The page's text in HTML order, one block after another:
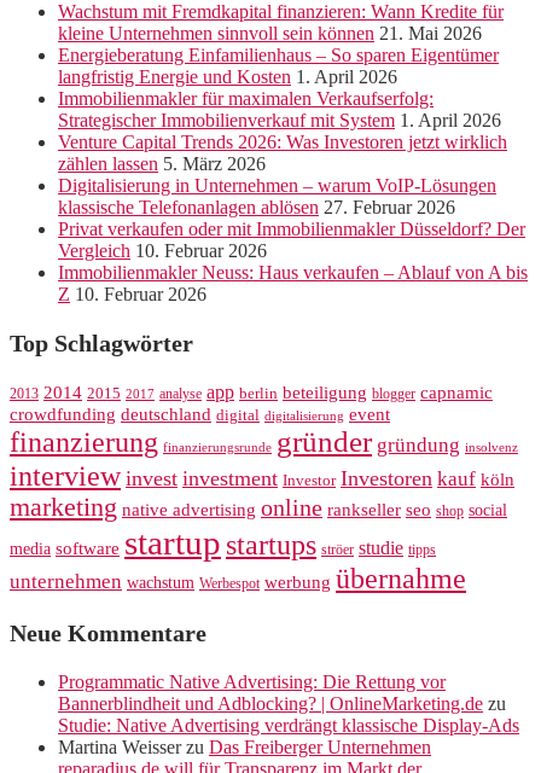
Wachstum mit Fremdkapital finanzieren: Wann Kredite für
kleine Unternehmen sinnvoll sein können 21. Mai 2026
Energieberatung Einfamilienhaus – So sparen Eigentümer
langfristig Energie und Kosten 1. April 2026
Immobilienmakler für maximalen Verkaufserfolg:
Strategischer Immobilienverkauf mit System 1. April 2026
Venture Capital Trends 2026: Was Investoren jetzt wirklich
zählen lassen 5. März 2026
Digitalisierung in Unternehmen – warum VoIP-Lösungen
klassische Telefonanlagen ablösen 27. Februar 2026
Privat verkaufen oder mit Immobilienmakler Düsseldorf? Der
Vergleich 10. Februar 2026
Immobilienmakler Neuss: Haus verkaufen – Ablauf von A bis
Z 10. Februar 2026
Top Schlagwörter
2013 2014 2015 2017 analyse app berlin beteiligung blogger capnamic
crowdfunding deutschland digital digitalisierung event
finanzierung finanzierungsrunde gründer gründung insolvenz
interview invest investment Investor Investoren kauf köln
marketing native advertising online rankseller seo shop social
media software startup startups ströer studie tipps
unternehmen wachstum Werbespot werbung übernahme
Neue Kommentare
Programmatic Native Advertising: Die Rettung vor
Bannerblindheit und Adblocking? | OnlineMarketing.de zu
Studie: Native Advertising verdrängt klassische Display-Ads
Martina Weisserzu Das Freiberger Unternehmen